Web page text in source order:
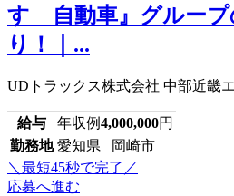
すゞ自動車』グルー
り！｜...
UDトラックス株式会社 中部近畿
給与 年収例4,000,000円
勤務地 愛知県 岡崎市
＼最短45秒で完了／
応募へ進む